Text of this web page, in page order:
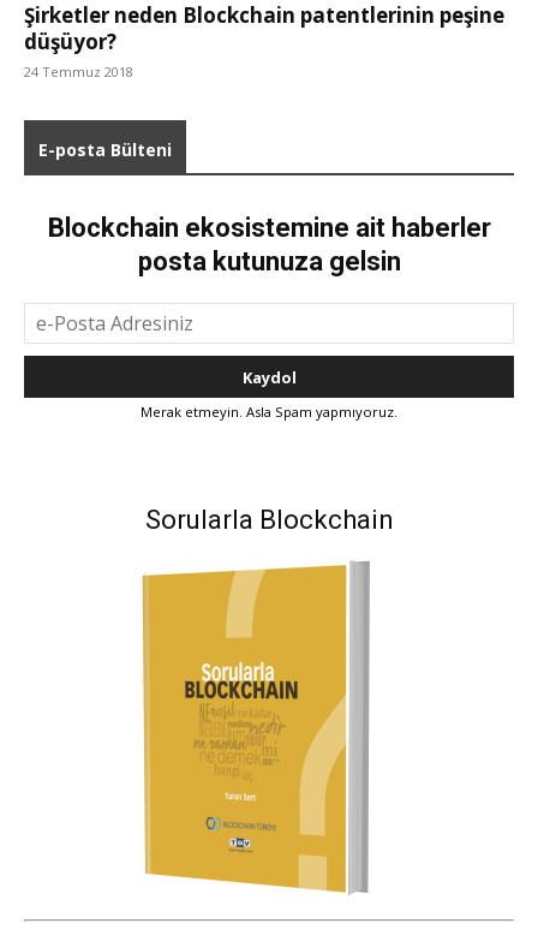
Şirketler neden Blockchain patentlerinin peşine
düşüyor?
24 Temmuz 2018
E-posta Bülteni
Blockchain ekosistemine ait haberler
posta kutunuza gelsin
Merak etmeyin. Asla Spam yapmıyoruz.
Sorularla Blockchain